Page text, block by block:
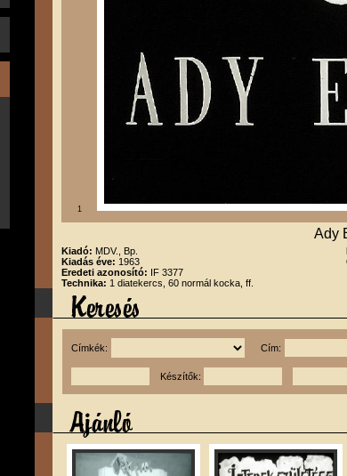
1
Ady
Kiadó: MDV., Bp.
Kiadás éve: 1963
Eredeti azonosító: IF 3377
Technika: 1 diatekercs, 60 normál kocka, ff.
Címkék: Cím:
Készítők: